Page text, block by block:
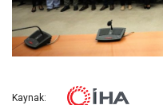
Kaynak: